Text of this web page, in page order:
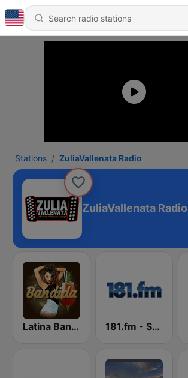
Stations ZuliaVallenata Radio
ZuliaVallenata Radio
Latina Bandida! 181.fm - Salsa